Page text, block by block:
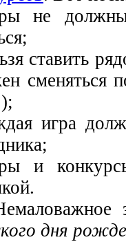
не
ставить
сменяться
игра
и
дня